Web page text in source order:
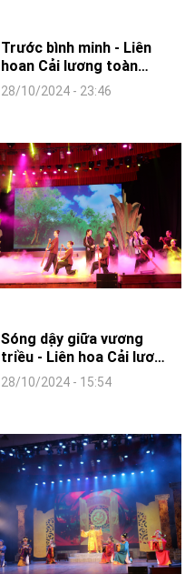
Trước bình minh - Liên
hoan Cải lương toàn
quốc -2024 -Hội Sân
khấu tỉnh Bạc Liêu
28/10/2024 - 23:46
Sóng dậy giữa vương
triều - Liên hoa Cải lương
toàn quốc - 2024 - Nhà
hát Cải lương Hà Nội
28/10/2024 - 15:54